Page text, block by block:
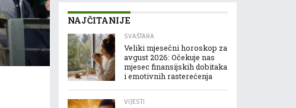
NAJČITANIJE
SVAŠTARA
Veliki mjesečni horoskop za
avgust 2026: Očekuje nas
mjesec finansijskih dobitaka
i emotivnih rasterećenja
VIJESTI